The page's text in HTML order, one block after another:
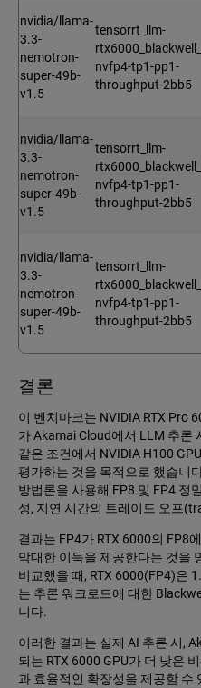
nvidia/llama-
3.3-
nemotron-
super-49b-
v1.5
tensorrt_llm-
nvfp4-tp1-pp1-
throughput-2bb5
nvidia/llama-
3.3-
nemotron-
super-49b-
v1.5
tensorrt_llm-
nvfp4-tp1-pp1-
throughput-2bb5
nvidia/llama-
3.3-
nemotron-
super-49b-
v1.5
tensorrt_llm-
nvfp4-tp1-pp1-
throughput-2bb5
결론
이 벤치마크는 NVIDIA RTX Pro
가 Akamai Cloud에서 LLM 추론
같은 조건에서 NVIDIA H100
평가하는 것을 목적으로 했습니
방법론을 사용해 FP8 및 FP4 정
성, 지연 시간의 트레이드 오프
결과는 FP4가 RTX 6000의 FP8
막대한 이득을 제공한다는 것을
비교했을 때, RTX 6000(FP4)은
는 추론 워크로드에 대한
니다.
이러한 결과는 실제 AI 추론 시,
되는 RTX 6000 GPU가 더 낮은
과 효율적인 확장성을 제공할 수